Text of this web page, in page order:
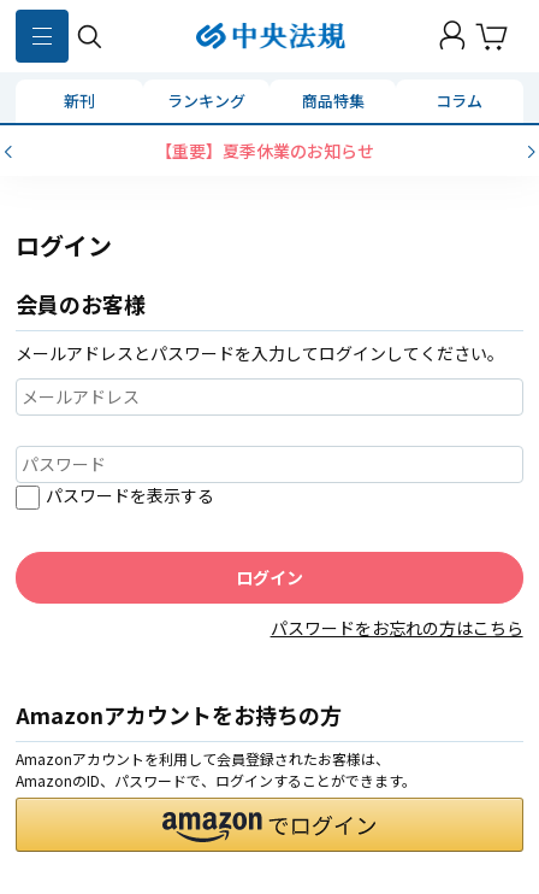
新刊 ランキング 商品特集 コラム
【重要】夏季休業のお知らせ
ログイン
会員のお客様
メールアドレスとパスワードを入力してログインしてください。
パスワードを表示する
パスワードをお忘れの方はこちら
Amazonアカウントをお持ちの方
Amazonアカウントを利用して会員登録されたお客様は、
AmazonのID、パスワードで、ログインすることができます。